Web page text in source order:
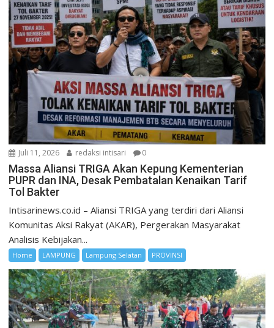
Juli 11, 2026 redaksi intisari 0
Massa Aliansi TRIGA Akan Kepung Kementerian
PUPR dan INA, Desak Pembatalan Kenaikan Tarif
Tol Bakter
Intisarinews.co.id – Aliansi TRIGA yang terdiri dari Aliansi
Komunitas Aksi Rakyat (AKAR), Pergerakan Masyarakat
Analisis Kebijakan...
Home LAMPUNG Lampung Selatan PROVINSI